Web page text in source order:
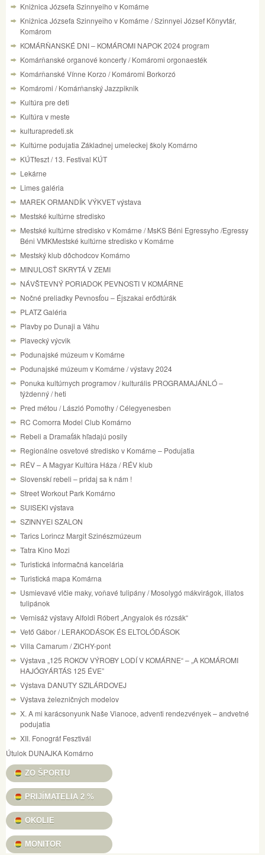
Knižnica Józsefa Szinnyeiho v Komárne
Knižnica Józsefa Szinnyeiho v Komárne / Szinnyei József Könyvtár,
Komárom
KOMÁRŇANSKÉ DNI – KOMÁROMI NAPOK 2024 program
Komárňanské organové koncerty / Komáromi orgonaesték
Komárňanské Vínne Korzo / Komáromi Borkorzó
Komáromi / Komárňanský Jazzpiknik
Kultúra pre deti
Kultúra v meste
kulturapredeti.sk
Kultúrne podujatia Základnej umeleckej školy Komárno
KÚTfeszt / 13. Festival KÚT
Lekárne
Limes galéria
MAREK ORMANDÍK VÝKVET výstava
Mestské kultúrne stredisko
Mestské kultúrne stredisko v Komárne / MsKS Béni Egressyho /Egressy
Béni VMKMestské kultúrne stredisko v Komárne
Mestský klub dôchodcov Komárno
MINULOSŤ SKRYTÁ V ZEMI
NÁVŠTEVNÝ PORIADOK PEVNOSTI V KOMÁRNE
Nočné preliadky Pevnosťou – Éjszakai erődtúrák
PLATZ Galéria
Plavby po Dunaji a Váhu
Plavecký výcvik
Podunajské múzeum v Komárne
Podunajské múzeum v Komárne / výstavy 2024
Ponuka kultúrnych programov / kulturális PROGRAMAJÁNLÓ –
týždenný / heti
Pred métou / László Pomothy / Célegyenesben
RC Comorra Model Club Komárno
Rebeli a Dramaťák hľadajú posily
Regionálne osvetové stredisko v Komárne – Podujatia
RÉV – A Magyar Kultúra Háza / RÉV klub
Slovenskí rebeli – pridaj sa k nám !
Street Workout Park Komárno
SUISEKI výstava
SZINNYEI SZALON
Tarics Lorincz Margit Szinészmúzeum
Tatra Kino Mozi
Turistická informačná kancelária
Turistická mapa Komárna
Usmievavé vlčie maky, voňavé tulipány / Mosolygó mákvirágok, illatos
tulipánok
Vernisáž výstavy Alfoldi Róbert „Angyalok és rózsák“
Vető Gábor / LERAKODÁSOK ÉS ELTOLÓDÁSOK
Villa Camarum / ZICHY-pont
Výstava „125 ROKOV VÝROBY LODÍ V KOMÁRNE“ – „A KOMÁROMI
HAJÓGYÁRTÁS 125 ÉVE”
Výstava DANUTY SZILÁRDOVEJ
Výstava železničných modelov
X. A mi karácsonyunk Naše Vianoce, adventi rendezvények – andvetné
podujatia
XII. Fonográf Fesztivál
Útulok DUNAJKA Komárno
ZO ŠPORTU
PRIJÍMATELIA 2 %
OKOLIE
MONITOR